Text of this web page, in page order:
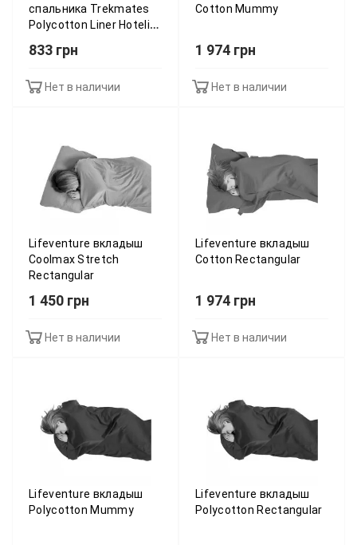
спальника Trekmates
Polycotton Liner Hotelier
015.0803
833 грн
Нет в наличии
Cotton Mummy
1 974 грн
Нет в наличии
Lifeventure вкладыш
Coolmax Stretch
Rectangular
1 450 грн
Нет в наличии
Lifeventure вкладыш
Cotton Rectangular
1 974 грн
Нет в наличии
Lifeventure вкладыш
Polycotton Mummy
Lifeventure вкладыш
Polycotton Rectangular